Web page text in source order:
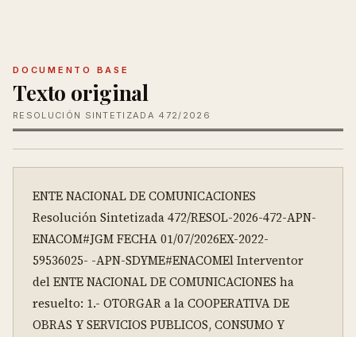
DOCUMENTO BASE
Texto original
RESOLUCIÓN SINTETIZADA 472/2026
ENTE NACIONAL DE COMUNICACIONES
Resolución Sintetizada 472/RESOL-2026-472-APN-
ENACOM#JGM FECHA 01/07/2026EX-2022-
59536025- -APN-SDYME#ENACOMEl Interventor
del ENTE NACIONAL DE COMUNICACIONES ha
resuelto: 1.- OTORGAR a la COOPERATIVA DE
OBRAS Y SERVICIOS PUBLICOS, CONSUMO Y